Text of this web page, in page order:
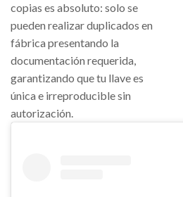
copias es absoluto: solo se
pueden realizar duplicados en
fábrica presentando la
documentación requerida,
garantizando que tu llave es
única e irreproducible sin
autorización.